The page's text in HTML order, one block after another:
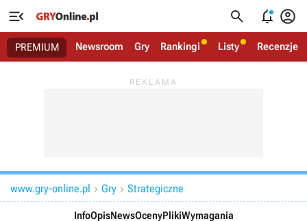
   
PREMIUM Newsroom Gry Rankingi Listy Recenzje
www.gry-online.pl  Gry  Strategiczne
InfoOpisNewsOcenyPlikiWymagania